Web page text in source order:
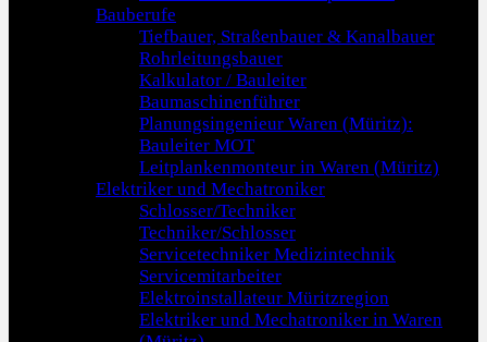
Bauberufe
Tiefbauer, Straßenbauer & Kanalbauer
Rohrleitungsbauer
Kalkulator / Bauleiter
Baumaschinenführer
Planungsingenieur Waren (Müritz):
Bauleiter MOT
Leitplankenmonteur in Waren (Müritz)
Elektriker und Mechatroniker
Schlosser/Techniker
Techniker/Schlosser
Servicetechniker Medizintechnik
Servicemitarbeiter
Elektroinstallateur Müritzregion
Elektriker und Mechatroniker in Waren